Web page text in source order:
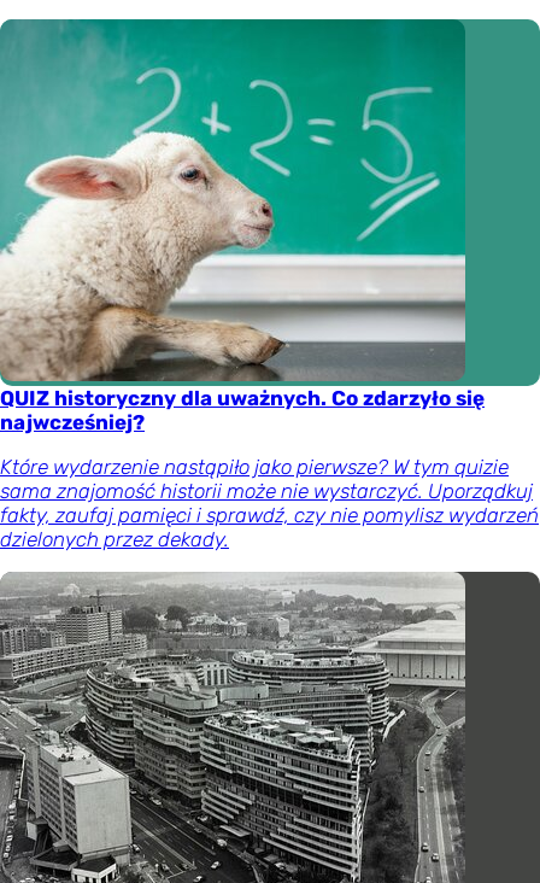
QUIZ historyczny dla uważnych. Co zdarzyło się
najwcześniej?
Które wydarzenie nastąpiło jako pierwsze? W tym quizie
sama znajomość historii może nie wystarczyć. Uporządkuj
fakty, zaufaj pamięci i sprawdź, czy nie pomylisz wydarzeń
dzielonych przez dekady.